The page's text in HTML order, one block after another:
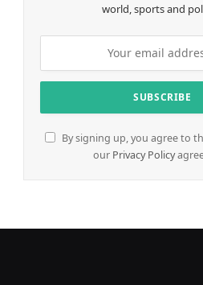
world, sports and
By signing up, you agree to
our Privacy Policy